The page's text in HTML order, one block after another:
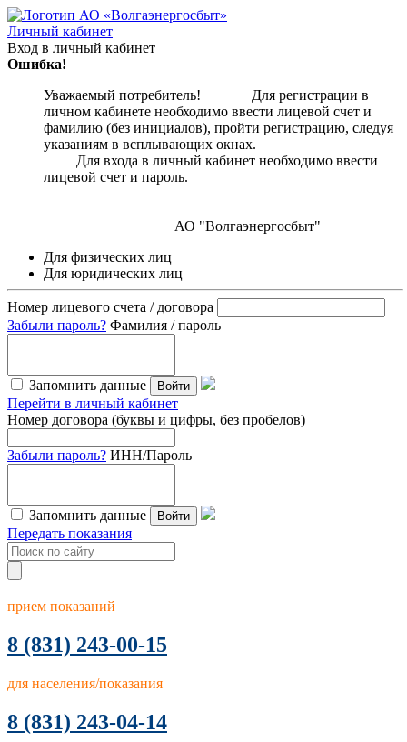
Личный кабинет
Вход в личный кабинет
Ошибка!
Уважаемый потребитель! Для регистрации в
личном кабинете необходимо ввести лицевой счет и
фамилию (без инициалов), пройти регистрацию, следуя
указаниям в всплывающих окнах.
Для входа в личный кабинет необходимо ввести
лицевой счет и пароль.
АО "Волгаэнергосбыт"
Для физических лиц
Для юридических лиц
Номер лицевого счета / договора
Забыли пароль? Фамилия / пароль
Запомнить данные Войти
Перейти в личный кабинет
Номер договора (буквы и цифры, без пробелов)
Забыли пароль? ИНН/Пароль
Запомнить данные Войти
Передать показания
прием показаний
8 (831) 243-00-15
для населения/показания
8 (831) 243-04-14